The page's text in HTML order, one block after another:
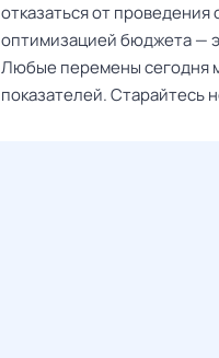
отказаться от
оптимизацией бюджета —
Любые перемены сегодня
показателей. Старайтесь